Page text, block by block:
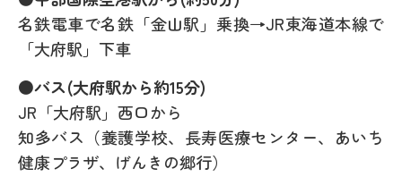
名鉄電車で名鉄「金山駅」乗換→JR東海道本線で
「大府駅」下車
●バス(大府駅から約15分)
JR「大府駅」西口から
知多バス（養護学校、長寿医療センター、あいち
健康プラザ、げんきの郷行）